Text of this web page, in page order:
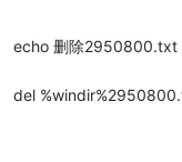
echo 删除2950800.txt
del